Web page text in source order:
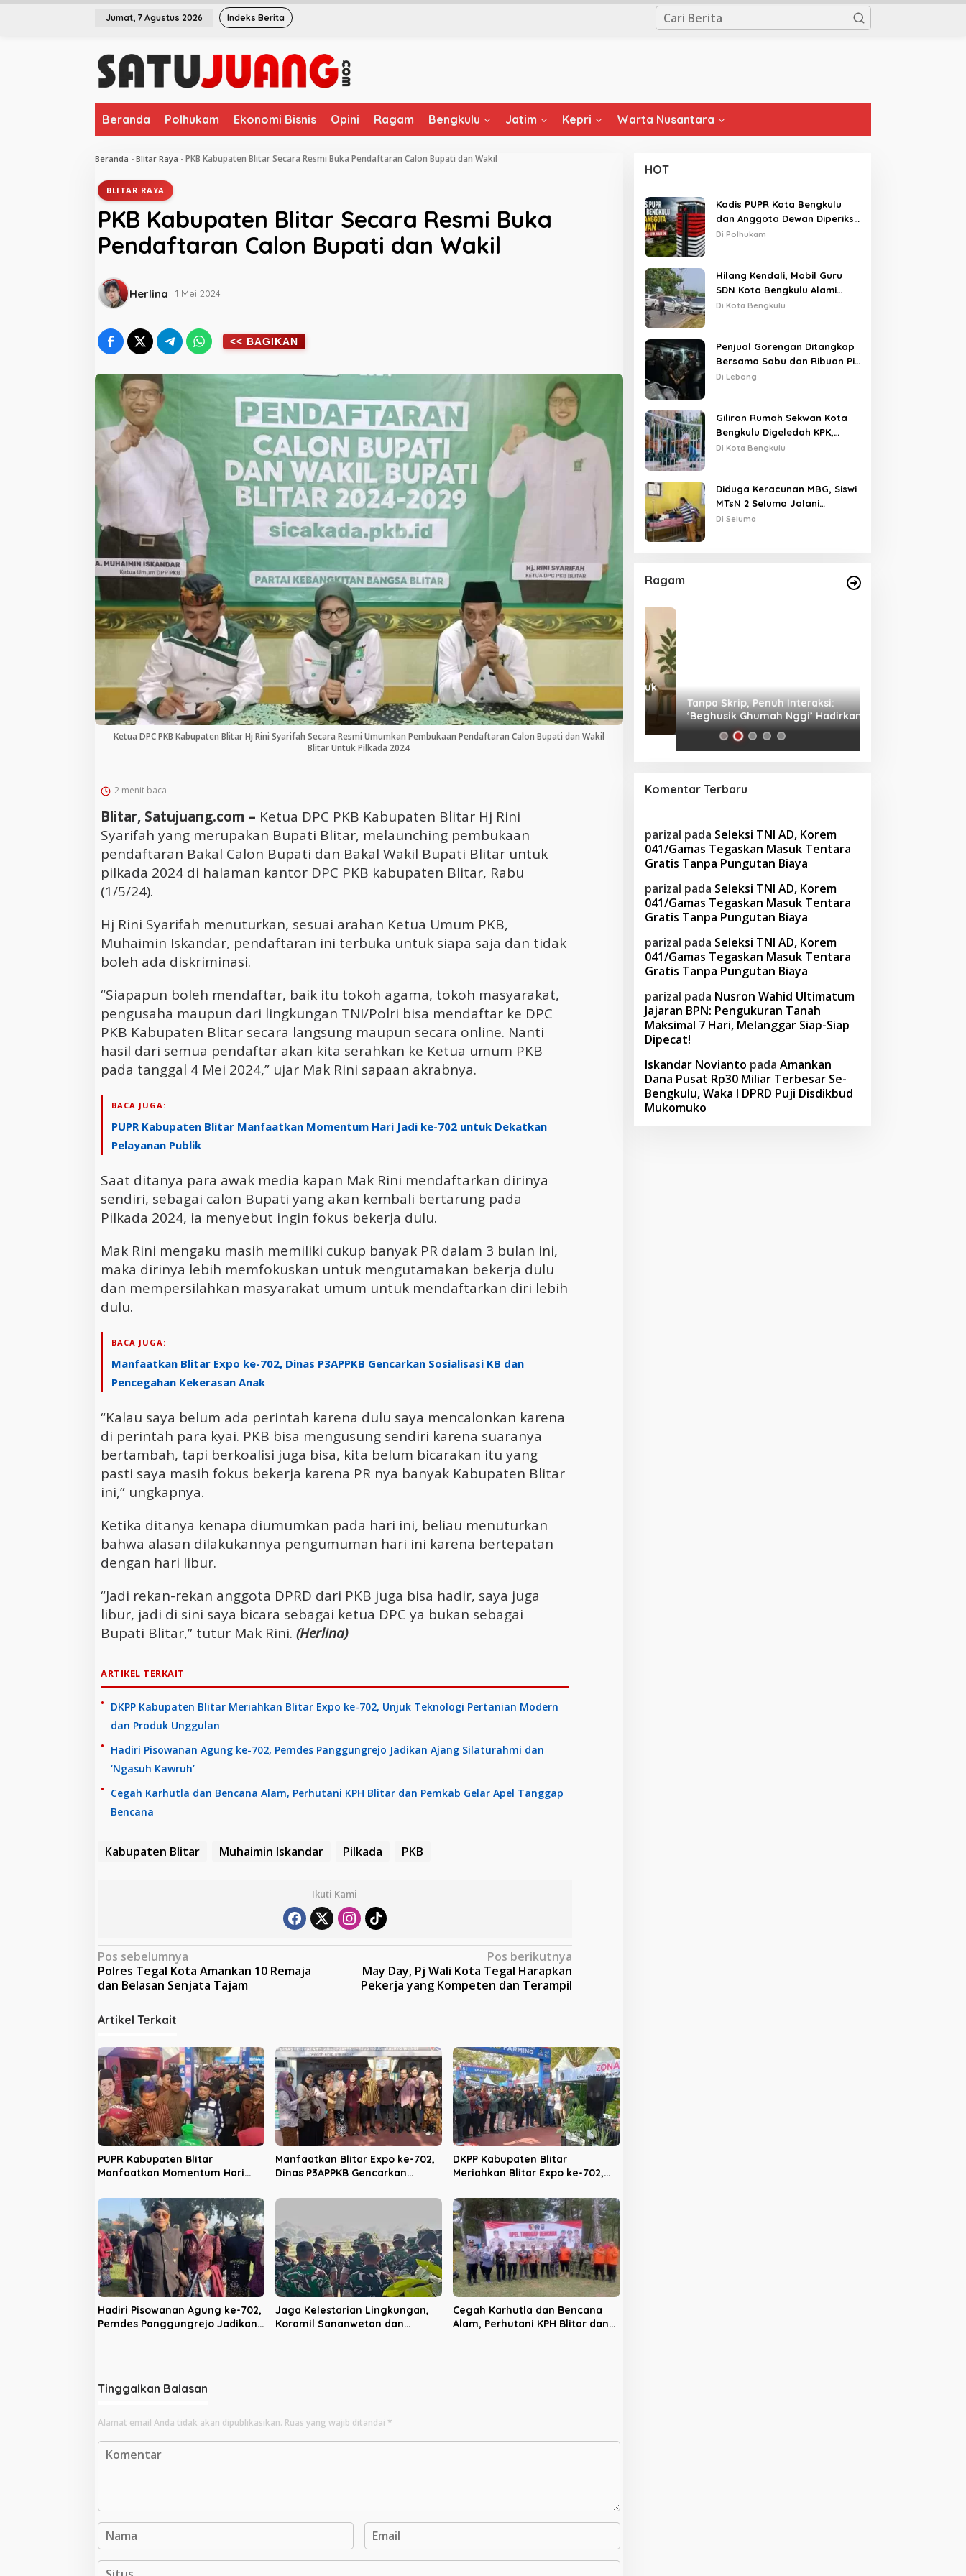
L
Jumat, 7 Agustus 2026 Indeks Berita
Beranda Polhukam Ekonomi Bisnis Opini Ragam Bengkulu Jatim Kepri Warta Nusantara
Beranda - Blitar Raya - PKB Kabupaten Blitar Secara Resmi Buka Pendaftaran Calon Bupati dan Wakil
BLITAR RAYA
PKB Kabupaten Blitar Secara Resmi Buka
Pendaftaran Calon Bupati dan Wakil
Herlina 1 Mei 2024
Ketua DPC PKB Kabupaten Blitar Hj Rini Syarifah Secara Resmi Umumkan Pembukaan Pendaftaran Calon Bupati dan Wakil
Blitar Untuk Pilkada 2024
2 menit baca
Blitar, Satujuang.com – Ketua DPC PKB Kabupaten Blitar Hj Rini
Syarifah yang merupakan Bupati Blitar, melaunching pembukaan
pendaftaran Bakal Calon Bupati dan Bakal Wakil Bupati Blitar untuk
pilkada 2024 di halaman kantor DPC PKB kabupaten Blitar, Rabu
(1/5/24).
Hj Rini Syarifah menuturkan, sesuai arahan Ketua Umum PKB,
Muhaimin Iskandar, pendaftaran ini terbuka untuk siapa saja dan tidak
boleh ada diskriminasi.
“Siapapun boleh mendaftar, baik itu tokoh agama, tokoh masyarakat,
pengusaha maupun dari lingkungan TNI/Polri bisa mendaftar ke DPC
PKB Kabupaten Blitar secara langsung maupun secara online. Nanti
hasil dari semua pendaftar akan kita serahkan ke Ketua umum PKB
pada tanggal 4 Mei 2024,” ujar Mak Rini sapaan akrabnya.
BACA JUGA:
PUPR Kabupaten Blitar Manfaatkan Momentum Hari Jadi ke-702 untuk Dekatkan
Pelayanan Publik
Saat ditanya para awak media kapan Mak Rini mendaftarkan dirinya
sendiri, sebagai calon Bupati yang akan kembali bertarung pada
Pilkada 2024, ia menyebut ingin fokus bekerja dulu.
Mak Rini mengaku masih memiliki cukup banyak PR dalam 3 bulan ini,
maka dirinya lebih memfokuskan untuk mengutamakan bekerja dulu
dan mempersilahkan masyarakat umum untuk mendaftarkan diri lebih
dulu.
BACA JUGA:
Manfaatkan Blitar Expo ke-702, Dinas P3APPKB Gencarkan Sosialisasi KB dan
Pencegahan Kekerasan Anak
“Kalau saya belum ada perintah karena dulu saya mencalonkan karena
di perintah para kyai. PKB bisa mengusung sendiri karena suaranya
bertambah, tapi berkoalisi juga bisa, kita belum bicarakan itu yang
pasti saya masih fokus bekerja karena PR nya banyak Kabupaten Blitar
ini,” ungkapnya.
Ketika ditanya kenapa diumumkan pada hari ini, beliau menuturkan
bahwa alasan dilakukannya pengumuman hari ini karena bertepatan
dengan hari libur.
“Jadi rekan-rekan anggota DPRD dari PKB juga bisa hadir, saya juga
libur, jadi di sini saya bicara sebagai ketua DPC ya bukan sebagai
Bupati Blitar,” tutur Mak Rini. (Herlina)
ARTIKEL TERKAIT
DKPP Kabupaten Blitar Meriahkan Blitar Expo ke-702, Unjuk Teknologi Pertanian Modern
dan Produk Unggulan
Hadiri Pisowanan Agung ke-702, Pemdes Panggungrejo Jadikan Ajang Silaturahmi dan
‘Ngasuh Kawruh’
Cegah Karhutla dan Bencana Alam, Perhutani KPH Blitar dan Pemkab Gelar Apel Tanggap
Bencana
Kabupaten Blitar Muhaimin Iskandar Pilkada PKB
Ikuti Kami
N
a
i
a
s
i
p
o
s
Pos sebelumnya
Polres Tegal Kota Amankan 10 Remaja
dan Belasan Senjata Tajam
Pos berikutnya
May Day, Pj Wali Kota Tegal Harapkan
Pekerja yang Kompeten dan Terampil
Artikel Terkait
PUPR Kabupaten Blitar
Manfaatkan Momentum Hari
Pelayanan Publik
Manfaatkan Blitar Expo ke-702,
Dinas P3APPKB Gencarkan
Kekerasan Anak
DKPP Kabupaten Blitar
Meriahkan Blitar Expo ke-702,
Modern dan Produk Unggulan
Hadiri Pisowanan Agung ke-702,
Pemdes Panggungrejo Jadikan
Jaga Kelestarian Lingkungan,
Koramil Sananwetan dan
Cegah Karhutla dan Bencana
Alam, Perhutani KPH Blitar dan
Tinggalkan Balasan
Alamat email Anda tidak akan dipublikasikan. Ruas yang wajib ditandai *
HOT
Kadis PUPR Kota Bengkulu
dan Anggota Dewan Diperiksa
KPK Hari Ini
Di Polhukam
Hilang Kendali, Mobil Guru
SDN Kota Bengkulu Alami
Tabrakan Beruntun di Lampu
Di Kota Bengkulu
Penjual Gorengan Ditangkap
Bersama Sabu dan Ribuan Pil,
Nama Oknum APH Disebut
Di Lebong
Giliran Rumah Sekwan Kota
Bengkulu Digeledah KPK,
Dikawal Polisi Bersenjata
Di Kota Bengkulu
Diduga Keracunan MBG, Siswi
MTsN 2 Seluma Jalani
Perawatan Intensif di RSUD
Di Seluma
Ragam
Cara Efektif Mengelola Waktu untuk
Produktivitas Maksimal
Tanpa Skrip, Penuh Interaksi:
‘Beghusik Ghumah Nggi’ Hadirkan
Ruang Digital Seperti Rumah Sendiri
Komentar Terbaru
parizal pada Seleksi TNI AD, Korem
041/Gamas Tegaskan Masuk Tentara
Gratis Tanpa Pungutan Biaya
parizal pada Seleksi TNI AD, Korem
041/Gamas Tegaskan Masuk Tentara
Gratis Tanpa Pungutan Biaya
parizal pada Seleksi TNI AD, Korem
041/Gamas Tegaskan Masuk Tentara
Gratis Tanpa Pungutan Biaya
parizal pada Nusron Wahid Ultimatum
Jajaran BPN: Pengukuran Tanah
Maksimal 7 Hari, Melanggar Siap-Siap
Dipecat!
Iskandar Novianto pada Amankan
Dana Pusat Rp30 Miliar Terbesar Se-
Bengkulu, Waka I DPRD Puji Disdikbud
Mukomuko